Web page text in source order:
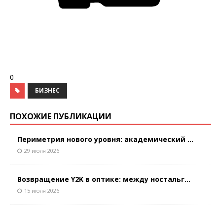
0
БИЗНЕС
ПОХОЖИЕ ПУБЛИКАЦИИ
Периметрия нового уровня: академический ...
29 июля 2026
Возвращение Y2K в оптике: между ностальг...
15 июля 2026